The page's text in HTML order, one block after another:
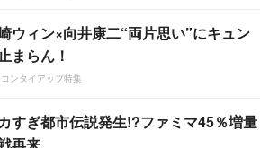
ウィン×向井康二“両片思い”にキュン
まらん！
ンタイアップ特集
すぎ都市伝説発生!?ファミマ45％増量